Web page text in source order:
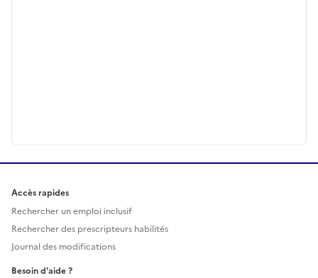
Accès rapides
Rechercher un emploi inclusif
Rechercher des prescripteurs habilités
Journal des modifications
Besoin d'aide ?